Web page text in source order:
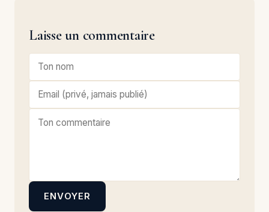
Laisse un commentaire
ENVOYER